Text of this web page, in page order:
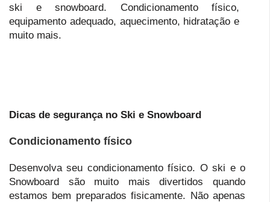
ski e snowboard. Condicionamento físico,
equipamento adequado, aquecimento, hidratação e
muito mais.
Dicas de segurança no Ski e Snowboard
Condicionamento físico
Desenvolva seu condicionamento físico. O ski e o
Snowboard são muito mais divertidos quando
estamos bem preparados fisicamente. Não apenas